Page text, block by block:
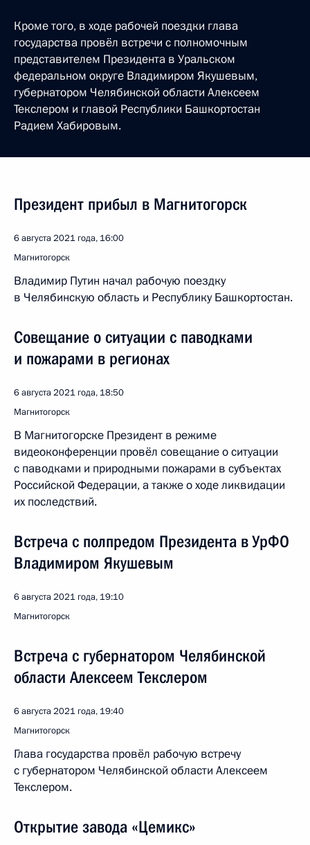
Кроме того, в ходе рабочей поездки глава
государства провёл встречи с полномочным
представителем Президента в Уральском
федеральном округе Владимиром Якушевым,
губернатором Челябинской области Алексеем
Текслером и главой Республики Башкортостан
Радием Хабировым.
Президент прибыл в Магнитогорск
6 августа 2021 года, 16:00
Магнитогорск
Владимир Путин начал рабочую поездку
в Челябинскую область и Республику Башкортостан.
Совещание о ситуации с паводками
и пожарами в регионах
6 августа 2021 года, 18:50
Магнитогорск
В Магнитогорске Президент в режиме
видеоконференции провёл совещание о ситуации
с паводками и природными пожарами в субъектах
Российской Федерации, а также о ходе ликвидации
их последствий.
Встреча с полпредом Президента в УрФО
Владимиром Якушевым
6 августа 2021 года, 19:10
Магнитогорск
Встреча с губернатором Челябинской
области Алексеем Текслером
6 августа 2021 года, 19:40
Магнитогорск
Глава государства провёл рабочую встречу
с губернатором Челябинской области Алексеем
Текслером.
Открытие завода «Цемикс»